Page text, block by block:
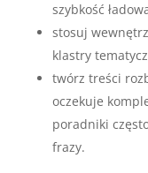
szybkość
stosuj
klastry
twórz treści
oczekuje
poradniki
frazy.